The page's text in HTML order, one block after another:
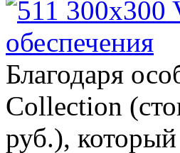
Благодаря
Collection
руб.),